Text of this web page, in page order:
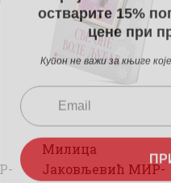
рсд.
Милица
Јаковљевић МИР-
остварите 15%
цене при
Купон не важи за књиге